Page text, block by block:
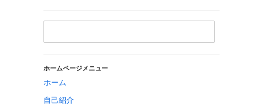
ホームページメニュー
ホーム
自己紹介